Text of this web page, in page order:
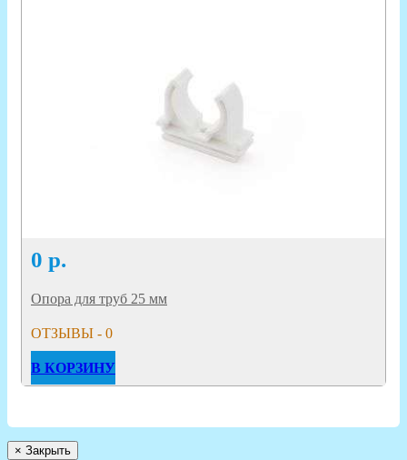
0 р.
Опора для труб 25 мм
ОТЗЫВЫ - 0
В КОРЗИНУ
× Закрыть